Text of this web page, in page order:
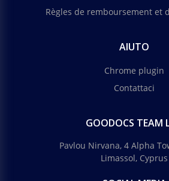
Règles de remboursement et
AIUTO
Chrome plugin
Contattaci
GOODOCS TEAM
Pavlou Nirvana, 4 Alpha
Limassol, Cyprus